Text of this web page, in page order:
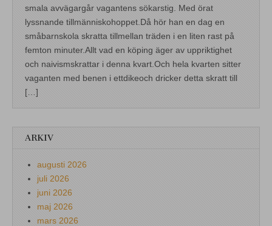
smala avvägargår vagantens sökarstig. Med örat
lyssnande tillmänniskohoppet.Då hör han en dag en
småbarnskola skratta tillmellan träden i en liten rast på
femton minuter.Allt vad en köping äger av uppriktighet
och naivismskrattar i denna kvart.Och hela kvarten sitter
vaganten med benen i ettdikeoch dricker detta skratt till
[…]
ARKIV
augusti 2026
juli 2026
juni 2026
maj 2026
mars 2026